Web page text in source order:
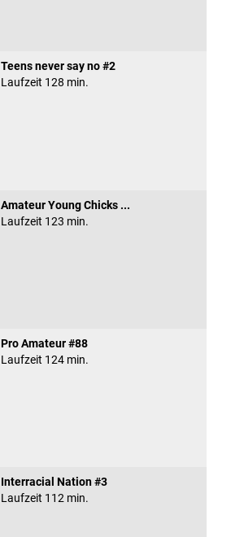
Teens never say no #2
Laufzeit 128 min.
Amateur Young Chicks ...
Laufzeit 123 min.
Pro Amateur #88
Laufzeit 124 min.
Interracial Nation #3
Laufzeit 112 min.